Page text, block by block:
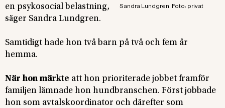
Sandra Lundgren. Foto: privat
en psykosocial belastning,
säger Sandra Lundgren.
Samtidigt hade hon två barn på två och fem år
hemma.
När hon märkte att hon prioriterade jobbet framför
familjen lämnade hon hundbranschen. Först jobbade
hon som avtalskoordinator och därefter som